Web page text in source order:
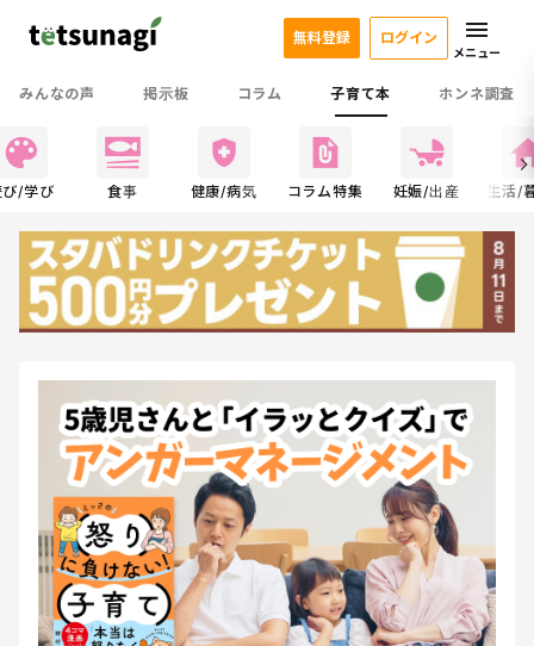
みんなの声 掲示板 コラム 子育て本 ホンネ調査
無料登録 ログイン
メニュー
び/学び 食事 健康/病気 コラム特集 妊娠/出産 生活/